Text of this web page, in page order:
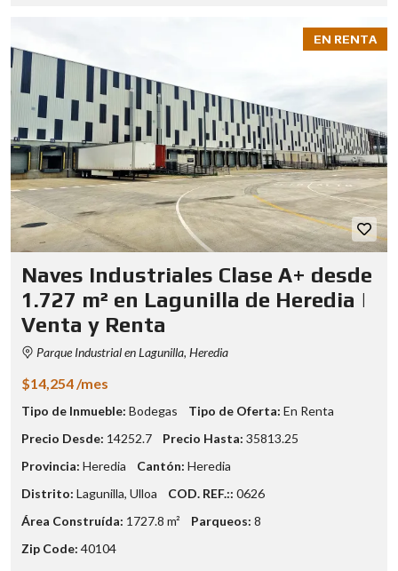
EN RENTA
Naves Industriales Clase A+ desde
1.727 m² en Lagunilla de Heredia |
Venta y Renta
Parque Industrial en Lagunilla, Heredia
$14,254 /mes
Tipo de Inmueble: Bodegas Tipo de Oferta: En Renta
Precio Desde: 14252.7 Precio Hasta: 35813.25
Provincia: Heredia Cantón: Heredia
Distrito: Lagunilla, Ulloa COD. REF.:: 0626
Área Construída: 1727.8 m² Parqueos: 8
Zip Code: 40104